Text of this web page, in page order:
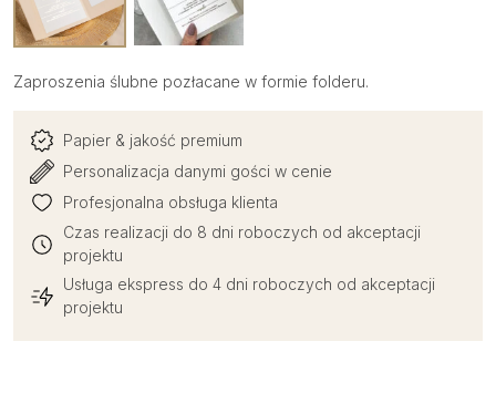
Zaproszenia ślubne pozłacane w formie folderu.
Papier & jakość premium
Personalizacja danymi gości w cenie
Profesjonalna obsługa klienta
Czas realizacji do 8 dni roboczych od akceptacji
projektu
Usługa ekspress do 4 dni roboczych od akceptacji
projektu